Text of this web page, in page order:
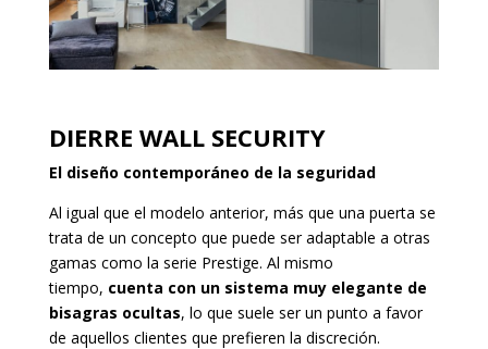
DIERRE WALL SECURITY
El diseño contemporáneo de la seguridad
Al igual que el modelo anterior, más que una puerta se
trata de un concepto que puede ser adaptable a otras
gamas como la serie Prestige. Al mismo
tiempo, cuenta con un sistema muy elegante de
bisagras ocultas, lo que suele ser un punto a favor
de aquellos clientes que prefieren la discreción.